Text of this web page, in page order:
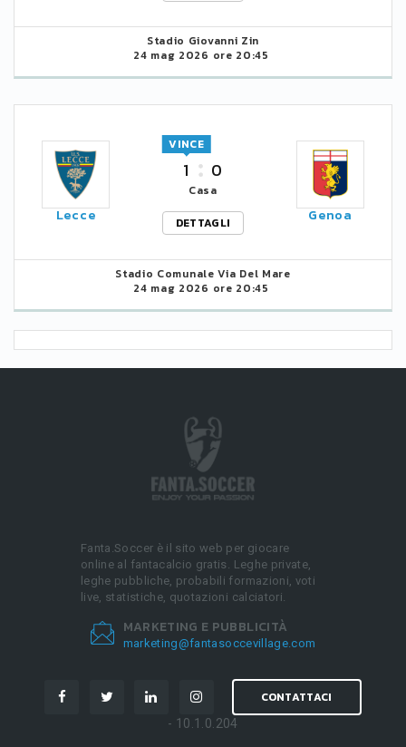
Stadio Giovanni Zin
24 mag 2026 ore 20:45
Lecce
1
VINCE
0
Casa
DETTAGLI
Genoa
Stadio Comunale Via Del Mare
24 mag 2026 ore 20:45
Fanta.Soccer è il sito web per giocare
online al fantacalcio gratis. Leghe private,
leghe pubbliche, probabili formazioni, voti
live, statistiche, quotazioni calciatori.
MARKETING E PUBBLICITÀ
marketing@fantasoccevillage.com
CONTATTACI
- 10.1.0.204